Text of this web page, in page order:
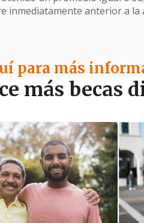
inmediatamente anterior a la
para más
más becas